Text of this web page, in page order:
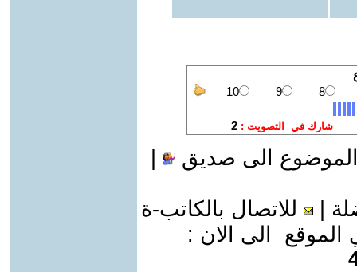
الى صديق
للاتصال بالكاتب-ة
الى الان :